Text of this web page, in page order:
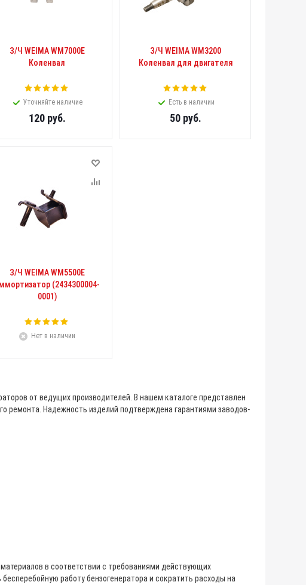
З/Ч WEIMA WM7000E
Коленвал
Уточняйте наличие
120руб.
З/Ч WEIMA WM3200
Коленвал для двигателя
Есть в наличии
50 руб.
З/Ч WEIMA WM5500E
(2434300004-
0001)
Нет в наличии
от ведущих производителей. В нашем каталоге представлен
ремонта. Надежность изделий подтверждена гарантиями заводов-
в соответствии с требованиями действующих
работу бензогенератора и сократить расходы на